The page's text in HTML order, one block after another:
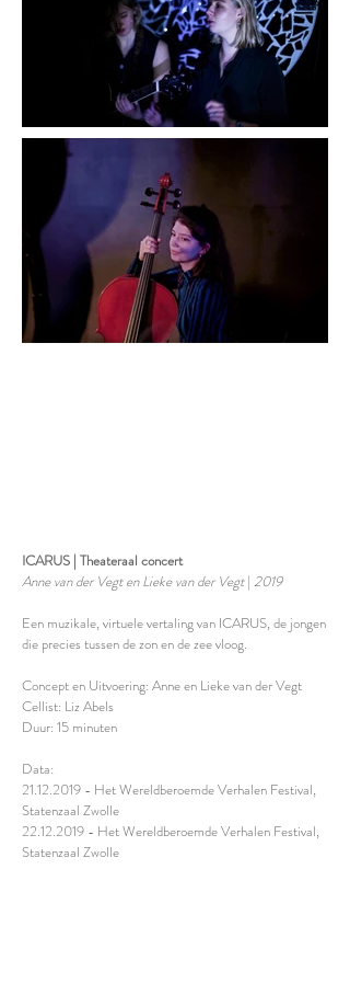
ICARUS | Theateraal concert
Anne van der Vegt en Lieke van der Vegt| 2019
Een muzikale, virtuele vertaling van ICARUS, de jongen
die precies tussen de zon en de zee vloog.
Concept en Uitvoering: Anne en Lieke van der Vegt
Cellist: Liz Abels
Duur: 15 minuten
Data:
21.12.2019 - Het Wereldberoemde Verhalen Festival,
Statenzaal Zwolle
22.12.2019 - Het Wereldberoemde Verhalen Festival,
Statenzaal Zwolle